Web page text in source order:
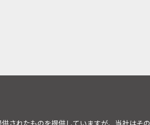
されたものを提供していますが、当社はそ